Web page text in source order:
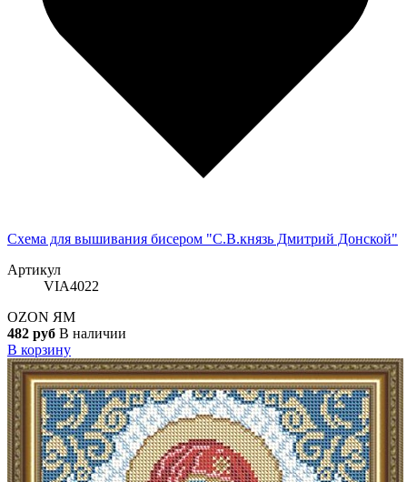
Схема для вышивания бисером "С.В.князь Дмитрий Донской"
Артикул
VIA4022
OZON ЯМ
482 руб В наличии
В корзину